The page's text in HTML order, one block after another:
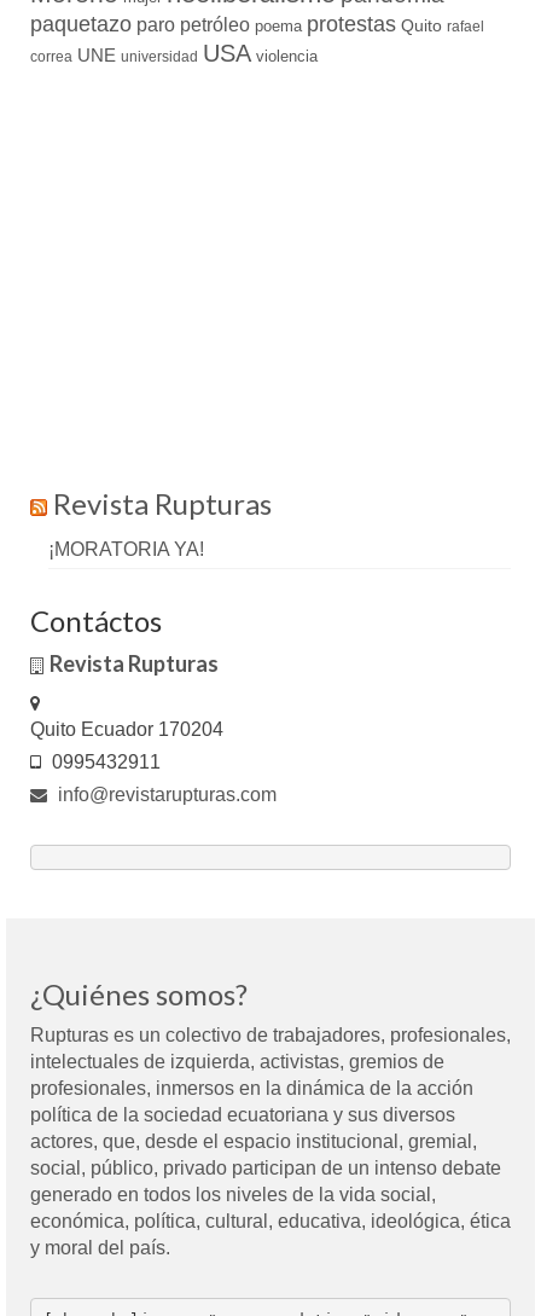
paquetazo paro petróleo poema protestas Quito rafael
correa UNE universidad USA violencia
Revista Rupturas
¡MORATORIA YA!
Contáctos
Revista Rupturas
Quito Ecuador 170204
0995432911
info@revistarupturas.com
¿Quiénes somos?
Rupturas es un colectivo de trabajadores, profesionales,
intelectuales de izquierda, activistas, gremios de
profesionales, inmersos en la dinámica de la acción
política de la sociedad ecuatoriana y sus diversos
actores, que, desde el espacio institucional, gremial,
social, público, privado participan de un intenso debate
generado en todos los niveles de la vida social,
económica, política, cultural, educativa, ideológica, ética
y moral del país.